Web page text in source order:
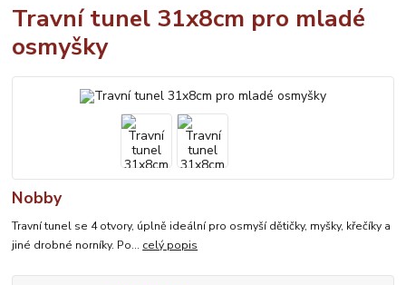
Travní tunel 31x8cm pro mladé
osmyšky
Nobby
Travní tunel se 4 otvory, úplně ideální pro osmyší dětičky, myšky, křečíky a
jiné drobné norníky. Po... celý popis